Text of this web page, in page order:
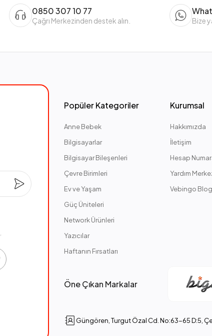
0850 307 10 77
Çağrı Merkezinden destek alın. Bize
Popüler Kategoriler
Anne Bebek
Bilgisayarlar
Bilgisayar Bileşenleri
Çevre Birimleri
Ev ve Yaşam
Güç Üniteleri
Network Ürünleri
Yazıcılar
Haftanın Fırsatları
Kurumsal
Hakkımızda
İletişim
Hesap
Yardım
Vebingo Blog
Öne Çıkan Markalar
Güngören, Turgut Özal Cd. No:63-65 D:5,